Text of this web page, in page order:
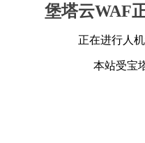
堡塔云WAF
正在进行人
本站受宝